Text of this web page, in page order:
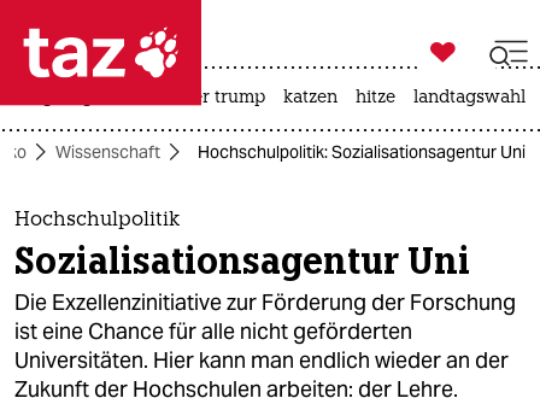
 taz zahl ich
taz zahl ich
themen
politik
öko
gesellschaft

taz zahl ich
usa unter trump katzen hitze landtagswahl
Wissenschaft Hochschulpolitik: Sozialisationsagentur Uni
Hochschulpolitik
Sozialisationsagentur Uni
Die Exzellenzinitiative zur Förderung der Forschung
ist eine Chance für alle nicht geförderten
Universitäten. Hier kann man endlich wieder an der
Zukunft der Hochschulen arbeiten: der Lehre.